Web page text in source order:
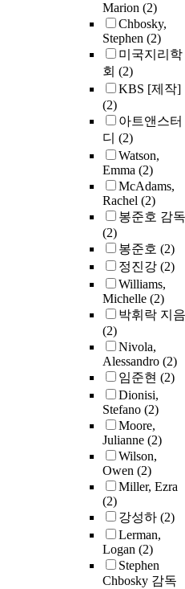
Marion (2)
Chbosky,
Stephen (2)
미국지리학
회 (2)
KBS [제작]
(2)
아트앤스터
디 (2)
Watson,
Emma (2)
McAdams,
Rachel (2)
봉준호 감독
(2)
봉준호 (2)
정진강 (2)
Williams,
Michelle (2)
박휘락 지음
(2)
Nivola,
Alessandro (2)
임준현 (2)
Dionisi,
Stefano (2)
Moore,
Julianne (2)
Wilson,
Owen (2)
Miller, Ezra
(2)
강성하 (2)
Lerman,
Logan (2)
Stephen
Chbosky 감독